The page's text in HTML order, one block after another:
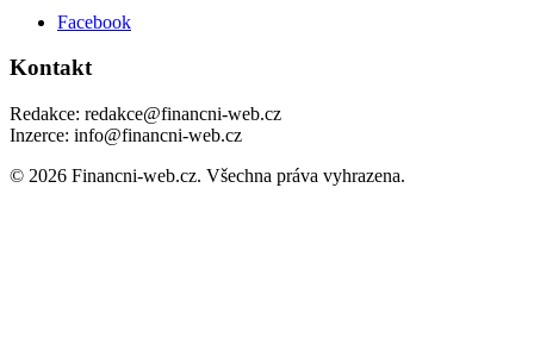
Facebook
Kontakt
Redakce: redakce@financni-web.cz
Inzerce: info@financni-web.cz
© 2026 Financni-web.cz. Všechna práva vyhrazena.